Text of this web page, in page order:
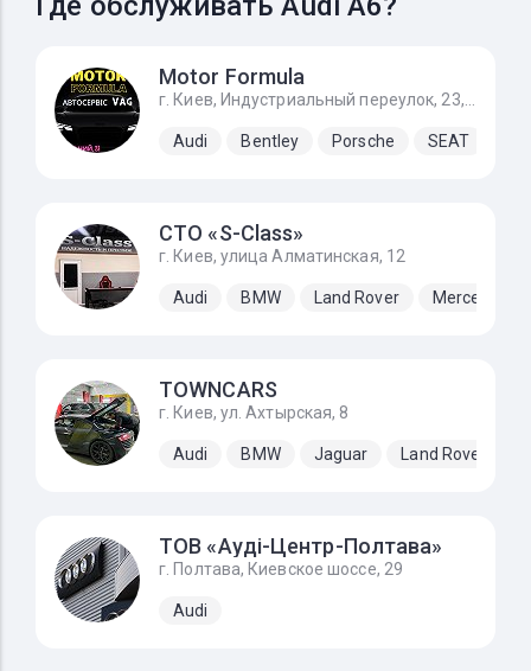
Motor Formula
Audi Bentley Porsche SEAT
СТО «S-Class»
г. Киев, улица Алматинская, 12
Audi BMW Land Rover Mercedes-
TOWNCARS
г. Киев, ул. Ахтырская, 8
Audi BMW Jaguar Land Rover
ТОВ «Ауді-Центр-Полтава»
г. Полтава, Киевское шоссе, 29
Audi